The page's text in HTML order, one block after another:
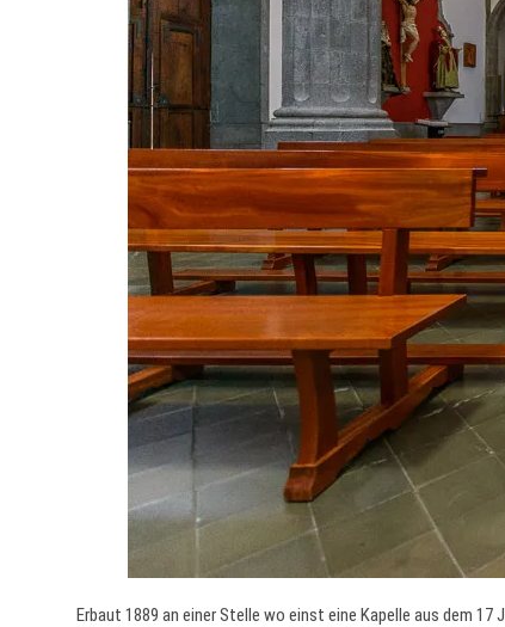
Erbaut 1889 an einer Stelle wo einst eine Kapelle aus dem